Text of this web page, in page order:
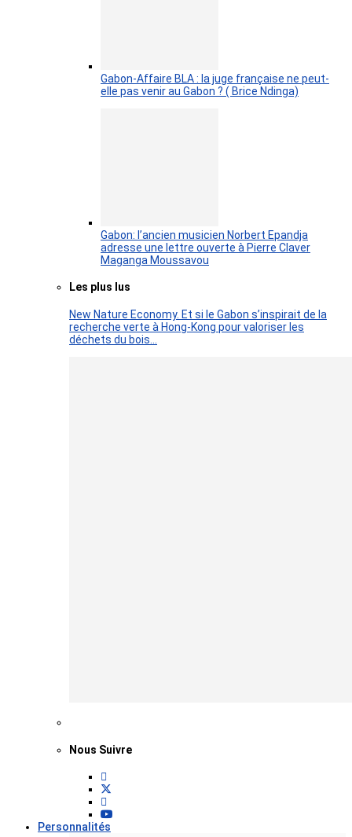
Gabon-Affaire BLA : la juge française ne peut-
elle pas venir au Gabon ? ( Brice Ndinga)
Gabon: l’ancien musicien Norbert Epandja
adresse une lettre ouverte à Pierre Claver
Maganga Moussavou
Les plus lus
New Nature Economy. Et si le Gabon s’inspirait de la
recherche verte à Hong-Kong pour valoriser les
déchets du bois…
Nous Suivre
Personnalités